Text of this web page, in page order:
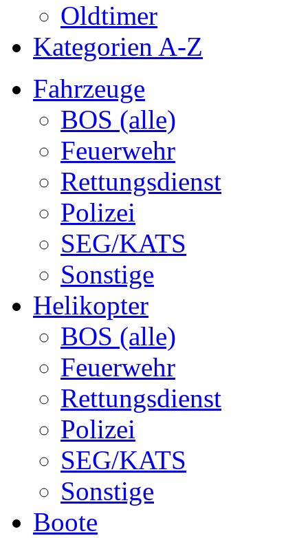
Oldtimer
Kategorien A-Z
Fahrzeuge
BOS (alle)
Feuerwehr
Rettungsdienst
Polizei
SEG/KATS
Sonstige
Helikopter
BOS (alle)
Feuerwehr
Rettungsdienst
Polizei
SEG/KATS
Sonstige
Boote